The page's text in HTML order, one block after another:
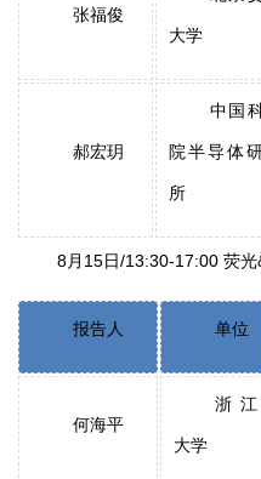
张福俊
大学
郝宏玥
中国
院半导体
所
8月15日/13:30-17:00 荧光
报告人 单位
何海平
浙江
大学